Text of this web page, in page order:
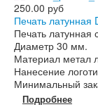
250.00 руб
Печать латунная
Печать латунная
Диаметр 30 мм.
Материал метал
Нанесение
Минимальный
Подробнее